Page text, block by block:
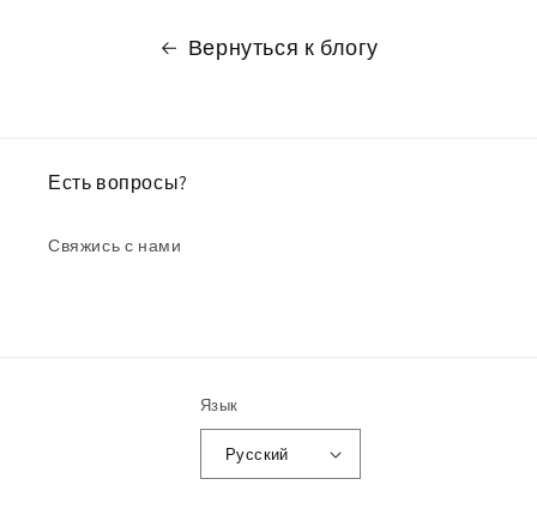
Вернуться к блогу
Есть вопросы?
Свяжись с нами
Язык
Русский